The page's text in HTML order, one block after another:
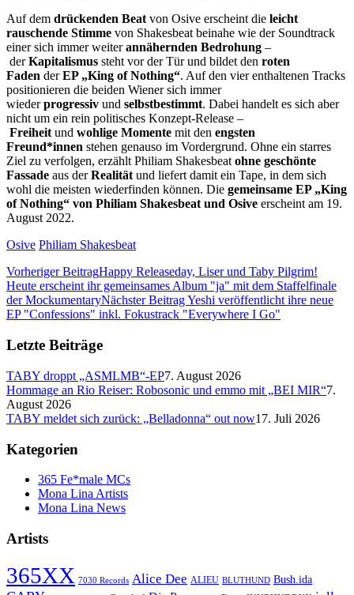
Auf dem drückenden Beatvon Osive erscheint die leicht
rauschende Stimme von Shakesbeat beinahe wie der Soundtrack
einer sich immer weiterannähernden Bedrohung –
derKapitalismus steht vor der Tür und bildet den roten
Faden derEP „King of Nothing“. Auf den vier enthaltenen Tracks
positionieren die beiden Wiener sich immer
wiederprogressiv und selbstbestimmt. Dabei handelt es sich aber
nicht um ein rein politisches Konzept-Release –
Freiheitund wohlige Momente mit den engsten
Freund*innen stehen genauso im Vordergrund. Ohne ein starres
Ziel zu verfolgen, erzählt Philiam Shakesbeatohne geschönte
Fassade aus derRealitätund liefert damit ein Tape, in dem sich
wohl die meisten wiederfinden können. Die gemeinsame EP „King
of Nothing“ von Philiam Shakesbeat und Osive erscheint am 19.
August 2022.
Osive Philiam Shakesbeat
Vorheriger BeitragHappy Releaseday, Liser und Taby Pilgrim!
Heute erscheint ihr gemeinsames Album "ja" mit dem Staffelfinale
der MockumentaryNächster BeitragYeshi veröffentlicht ihre neue
EP "Confessions" inkl. Fokustrack "Everywhere I Go"
Letzte Beiträge
TABY droppt „ASMLMB“-EP7. August 2026
Hommage an Rio Reiser: Robosonic und emmo mit „BEI MIR“7.
August 2026
TABY meldet sich zurück: „Belladonna“ out now17. Juli 2026
Kategorien
365 Fe*male MCs
Mona Lina Artists
Mona Lina News
Artists
365XX 7030 Records Alice Dee ALIEU BLUTHUND Bush.ida